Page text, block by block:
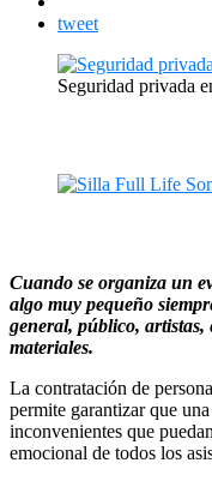
tweet
Seguridad privada
Cuando se organiza un
algo muy pequeño
general, público, artistas,
materiales.
La contratación de
permite garantizar que
inconvenientes que
emocional de todos los